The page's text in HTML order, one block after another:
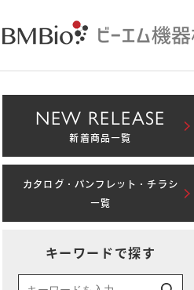
NEW RELEASE
新着商品一覧
カタログ・パンフレット・チラシ
一覧
キーワードで探す